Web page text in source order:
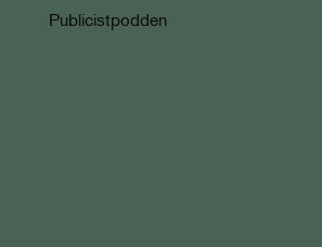
Publicistpodden